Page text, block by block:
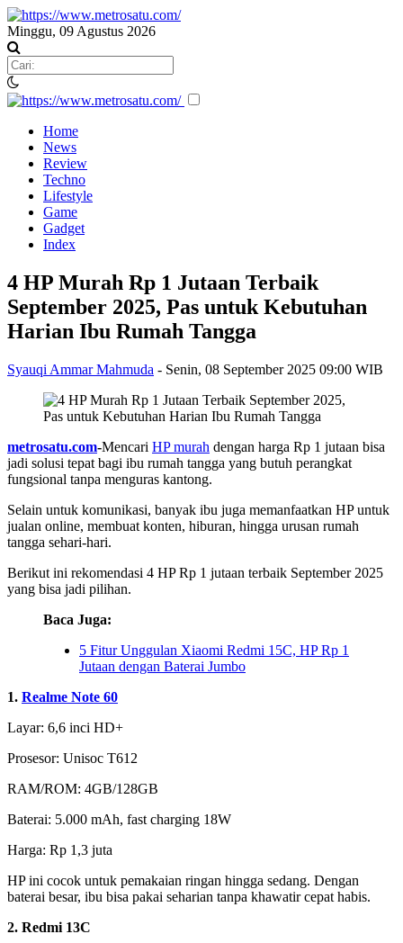
Minggu, 09 Agustus 2026
Home
News
Review
Techno
Lifestyle
Game
Gadget
Index
4 HP Murah Rp 1 Jutaan Terbaik
September 2025, Pas untuk Kebutuhan
Harian Ibu Rumah Tangga
Syauqi Ammar Mahmuda - Senin, 08 September 2025 09:00 WIB
metrosatu.com-Mencari HP murah dengan harga Rp 1 jutaan bisa
jadi solusi tepat bagi ibu rumah tangga yang butuh perangkat
fungsional tanpa menguras kantong.
Selain untuk komunikasi, banyak ibu juga memanfaatkan HP untuk
jualan online, membuat konten, hiburan, hingga urusan rumah
tangga sehari-hari.
Berikut ini rekomendasi 4 HP Rp 1 jutaan terbaik September 2025
yang bisa jadi pilihan.
Baca Juga:
5 Fitur Unggulan Xiaomi Redmi 15C, HP Rp 1
Jutaan dengan Baterai Jumbo
1. Realme Note 60
Layar: 6,6 inci HD+
Prosesor: Unisoc T612
RAM/ROM: 4GB/128GB
Baterai: 5.000 mAh, fast charging 18W
Harga: Rp 1,3 juta
HP ini cocok untuk pemakaian ringan hingga sedang. Dengan
baterai besar, ibu bisa pakai seharian tanpa khawatir cepat habis.
2. Redmi 13C